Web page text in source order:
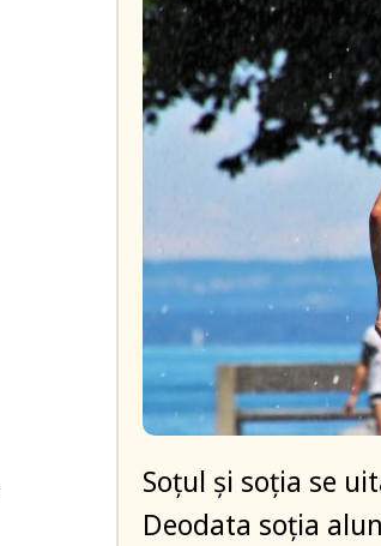
Soțul și soția se
Deodata soția